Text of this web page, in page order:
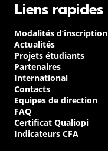
Liens rapides
Modalités d’inscription
Actualités
Projets étudiants
Partenaires
International
Contacts
Equipes de direction
FAQ
Certificat Qualiopi
Indicateurs CFA